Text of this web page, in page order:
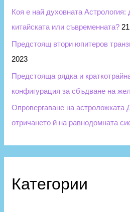
Коя е най духовната Астрология:
китайската или съвременната?
Предстоящ втори юпитеров
2023
Предстояща рядка и
конфигурация за сбъдване на
Опровергаване на астроложката
отричането й на равнодомната
Категории